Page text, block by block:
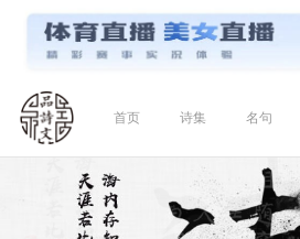
首页 诗集 名句